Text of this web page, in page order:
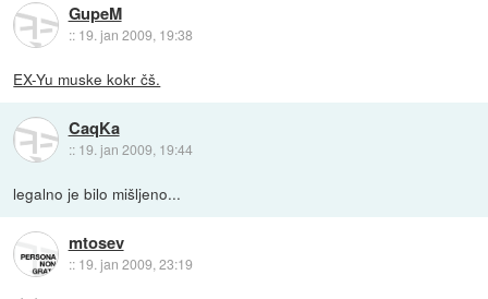
GupeM
:: 19. jan 2009, 19:38
EX-Yu muske kokr čš.
CaqKa
:: 19. jan 2009, 19:44
legalno je bilo mišljeno...
mtosev
:: 19. jan 2009, 23:19